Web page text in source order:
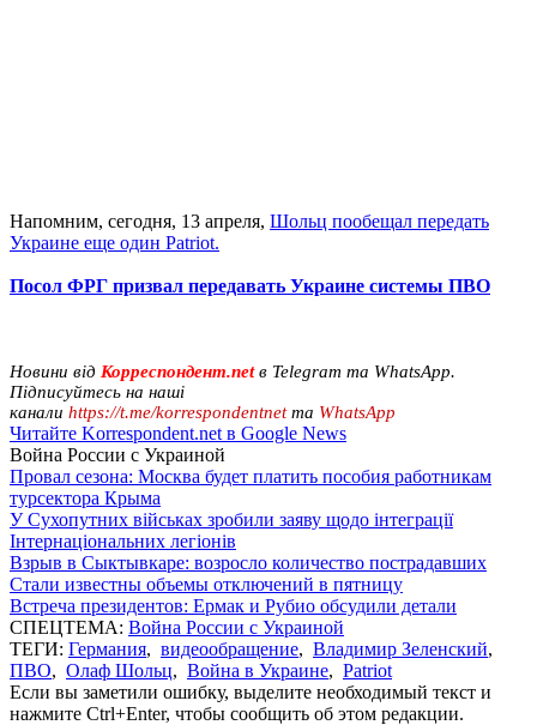
Напомним, сегодня, 13 апреля, Шольц пообещал передать
Украине еще один Patriot.
Посол ФРГ призвал передавать Украине системы ПВО
Новини від Корреспондент.netв Telegram та WhatsApp.
Підписуйтесь на наші
канали https://t.me/korrespondentnetта WhatsApp
Читайте Korrespondent.net в Google News
Война России с Украиной
Провал сезона: Москва будет платить пособия работникам
турсектора Крыма
У Сухопутних військах зробили заяву щодо інтеграції
Інтернаціональних легіонів
Взрыв в Сыктывкаре: возросло количество пострадавших
Стали известны объемы отключений в пятницу
Встреча президентов: Ермак и Рубио обсудили детали
СПЕЦТЕМА: Война России с Украиной
ТЕГИ: Германия, видеообращение, Владимир Зеленский,
ПВО, Олаф Шольц, Война в Украине, Patriot
Если вы заметили ошибку, выделите необходимый текст и
нажмите Ctrl+Enter, чтобы сообщить об этом редакции.